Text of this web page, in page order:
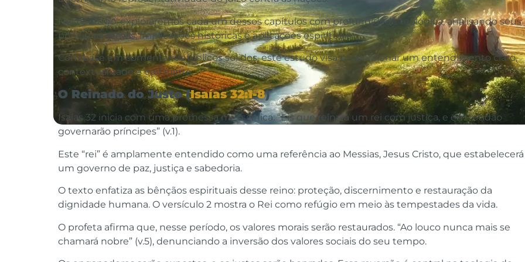
Neste artigo, exploraremos cada um desses capítulos com profundidade teológica, analisando seus
principais temas, implicações históricas e aplicações espirituais.
Com base em comentários bíblicos sólidos, este estudo visa proporcionar um entendimento claro,
contextualizado e edificante.
O Reinado do Justo (Isaías 32:1-8)
Isaías 32 inicia com uma promessa messiânica: “Eis que reinará um rei com justiça, e em retidão
governarão príncipes” (v.1).
Este “rei” é amplamente entendido como uma referência ao Messias, Jesus Cristo, que estabelecerá
um governo de paz, justiça e sabedoria.
O texto enfatiza as bênçãos espirituais desse reino: proteção, discernimento e restauração da
dignidade humana. O versículo 2 mostra o Rei como refúgio em meio às tempestades da vida.
O profeta afirma que, nesse período, os valores morais serão restaurados. “Ao louco nunca mais se
chamará nobre” (v.5), denunciando a inversão dos valores sociais do seu tempo.